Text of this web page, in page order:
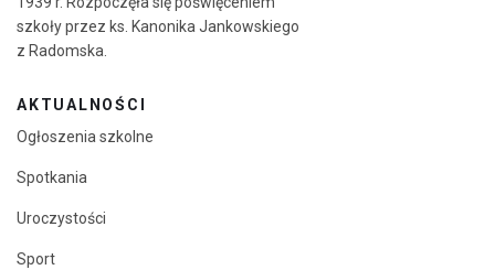
szkoły przez ks. Kanonika Jankowskiego
z Radomska.
AKTUALNOŚCI
Ogłoszenia szkolne
Spotkania
Uroczystości
Sport